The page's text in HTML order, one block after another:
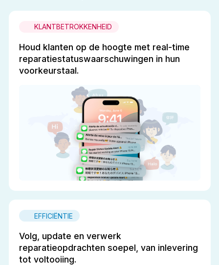
KLANTBETROKKENHEID
Houd klanten op de hoogte met real-time
reparatiestatuswaarschuwingen in hun
voorkeurstaal.
EFFICIËNTIE
Volg, update en verwerk
reparatieopdrachten soepel, van inlevering
tot voltooiing.